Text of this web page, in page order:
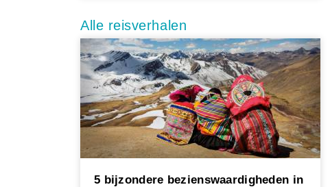
Alle reisverhalen
5 bijzondere bezienswaardigheden in